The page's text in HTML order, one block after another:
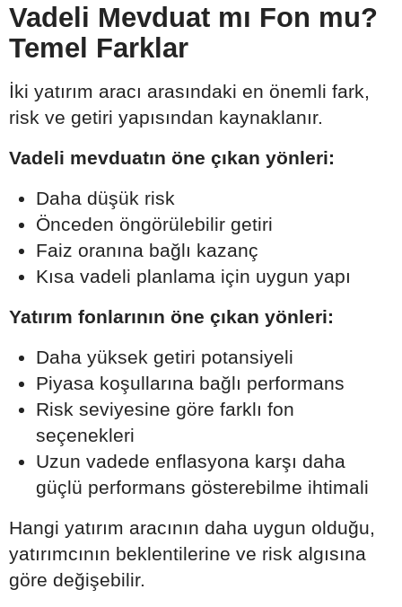
Vadeli Mevduat mı Fon mu?
Temel Farklar
İki yatırım aracı arasındaki en önemli fark,
risk ve getiri yapısından kaynaklanır.
Vadeli mevduatın öne çıkan yönleri:
Daha düşük risk
Önceden öngörülebilir getiri
Faiz oranına bağlı kazanç
Kısa vadeli planlama için uygun yapı
Yatırım fonlarının öne çıkan yönleri:
Daha yüksek getiri potansiyeli
Piyasa koşullarına bağlı performans
Risk seviyesine göre farklı fon
seçenekleri
Uzun vadede enflasyona karşı daha
güçlü performans gösterebilme ihtimali
Hangi yatırım aracının daha uygun olduğu,
yatırımcının beklentilerine ve risk algısına
göre değişebilir.